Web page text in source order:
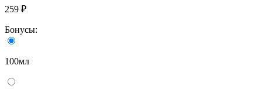
259 ₽
Бонусы:
100мл